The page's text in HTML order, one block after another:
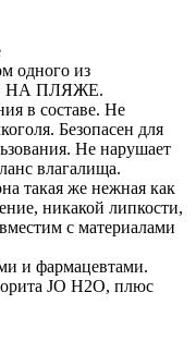
одного из
НА ПЛЯЖЕ.
в составе. Не
Безопасен для
Не нарушает
влагалища.
такая же нежная как
никакой липкости,
с материалами
и фармацевтами.
JO H2O, плюс